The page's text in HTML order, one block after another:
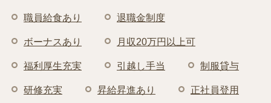
職員給食あり 退職金制度
ボーナスあり 月収20万円以上可
福利厚生充実 引越し手当 制服貸与
研修充実 昇給昇進あり 正社員登用